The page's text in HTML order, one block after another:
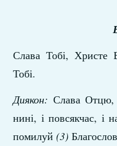
Слава Тобі, Христе
Тобі.
Диякон: Слава Отцю,
нині, і повсякчас, і
помилуй(3)